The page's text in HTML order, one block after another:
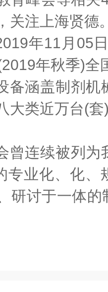
关注上海贤德
年11月05日
年秋季)全
涵盖制剂机
大类近万台(套
连续被列为
专业化、化、
研讨于一体